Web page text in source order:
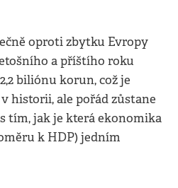
oproti zbytku Evropy
a příštího roku
biliónu korun, což je
historii, ale pořád zůstane
tím, jak je která ekonomika
k HDP) jedním